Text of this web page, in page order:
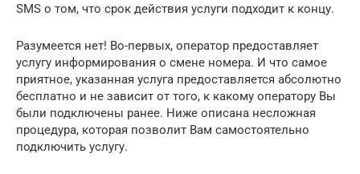
SMS о том, что срок действия услуги подходит к концу.
Разумеется нет! Во-первых, оператор предоставляет
услугу информирования о смене номера. И что самое
приятное, указанная услуга предоставляется абсолютно
бесплатно и не зависит от того, к какому оператору Вы
были подключены ранее. Ниже описана несложная
процедура, которая позволит Вам самостоятельно
подключить услугу.